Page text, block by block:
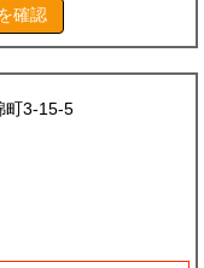
確認
町3-15-5